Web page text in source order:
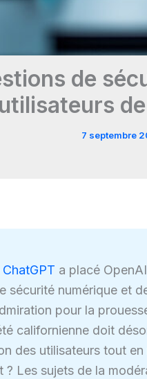
de
utilisateurs
7 septembre
ChatGPT a placé
sécurité numérique et
pour la
californienne doit
des utilisateurs tout en
Les sujets de la